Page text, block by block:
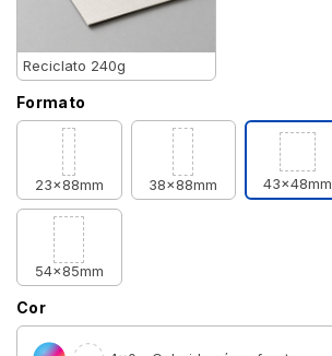
Reciclato 240g
Formato
23x88mm 38x88mm 43x48mm
54x85mm
Cor